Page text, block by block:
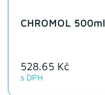
CHROMOL 500ml
528.65 Kč
s DPH